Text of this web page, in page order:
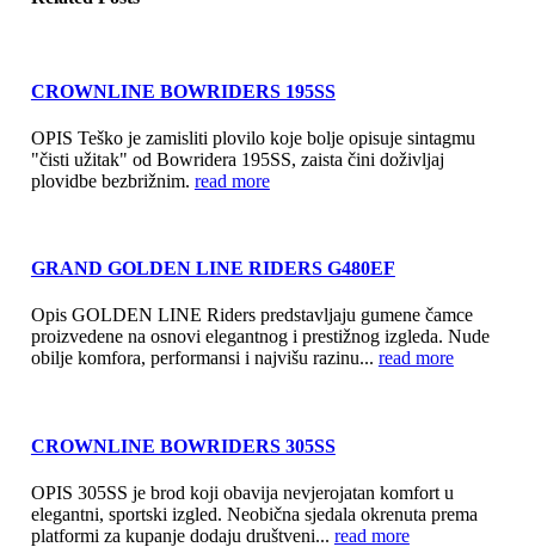
CROWNLINE BOWRIDERS 195SS
OPIS Teško je zamisliti plovilo koje bolje opisuje sintagmu
"čisti užitak" od Bowridera 195SS, zaista čini doživljaj
plovidbe bezbrižnim. read more
GRAND GOLDEN LINE RIDERS G480EF
Opis GOLDEN LINE Riders predstavljaju gumene čamce
proizvedene na osnovi elegantnog i prestižnog izgleda. Nude
obilje komfora, performansi i najvišu razinu... read more
CROWNLINE BOWRIDERS 305SS
OPIS 305SS je brod koji obavija nevjerojatan komfort u
elegantni, sportski izgled. Neobična sjedala okrenuta prema
platformi za kupanje dodaju društveni... read more